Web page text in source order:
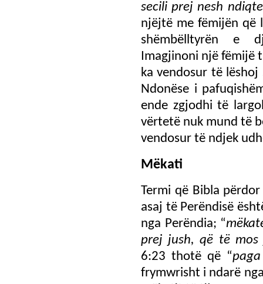
secili prej nesh
njëjtë me fëmijën që
shëmbëlltyrën e
Imagjinoni një fëmijë
ka vendosur të
Ndonëse i
ende zgjodhi të
vërtetë nuk mund të
vendosur të ndjek
Mëkati
Termi që Bibla
asaj të Perëndisë
nga Perëndia; “
prej jush, që të
6:23 thotë që “
frymwrisht i ndarë